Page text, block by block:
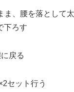
ま、腰を落として
下ろす
戻る
セット行う